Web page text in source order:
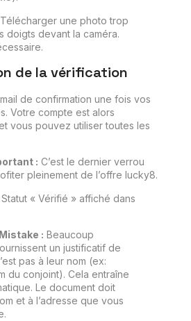
Télécharger une photo trop
doigts devant la caméra.
de la vérification
de confirmation une fois vos
Votre compte est alors
vous pouvez utiliser toutes les
: C’est le dernier verrou
pleinement de l’offre lucky8.
Statut « Vérifié » affiché dans
: Beaucoup
un justificatif de
pas à leur nom (ex:
du conjoint). Cela entraîne
Le document doit
et à l’adresse que vous